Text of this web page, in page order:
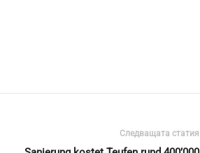
Следващата статия